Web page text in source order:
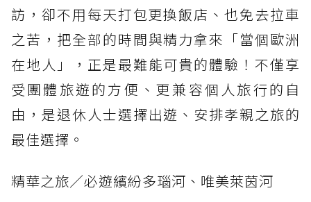
訪，卻不用每天打包更換飯店、也免去拉車
之苦，把全部的時間與精力拿來「當個歐洲
在地人」，正是最難能可貴的體驗！不僅享
受團體旅遊的方便、更兼容個人旅行的自
由，是退休人士選擇出遊、安排孝親之旅的
最佳選擇。
精華之旅／必遊繽紛多瑙河、唯美萊茵河